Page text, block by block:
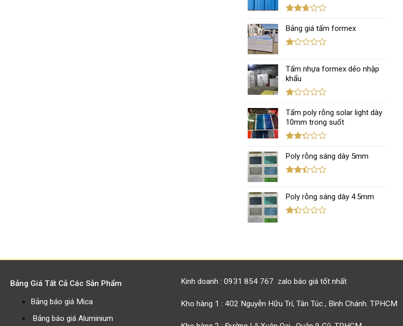
5 sao
xếp
hạng
2.67
Bảng giá tấm formex
hạng
1.12
5
sao
Tấm nhựa formex dẻo nhập
khẩu
xếp
hạng
5
Tấm poly rỗng solar light dày
10mm trong suốt
xếp
hạng
2.29
Poly rỗng sáng dày 5mm
hạng
2.40
5 sao
Poly rỗng sáng dày 4.5mm
sao
Bảng Giá Tất Cả Các Sản Phẩm
Bảng báo giá Mica
Bảng báo giá Aluminium
Kinh doanh : 0931 854 767 zalo báo giá tốt nhất
Kho hàng 1 : 402 Nguyễn Hữu Trí, Tân Túc , Bình Chánh. TPHCM